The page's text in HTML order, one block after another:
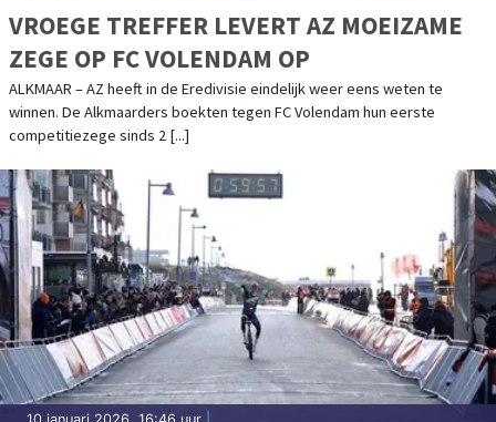
VROEGE TREFFER LEVERT AZ MOEIZAME
ZEGE OP FC VOLENDAM OP
ALKMAAR – AZ heeft in de Eredivisie eindelijk weer eens weten te
winnen. De Alkmaarders boekten tegen FC Volendam hun eerste
competitiezege sinds 2 [...]